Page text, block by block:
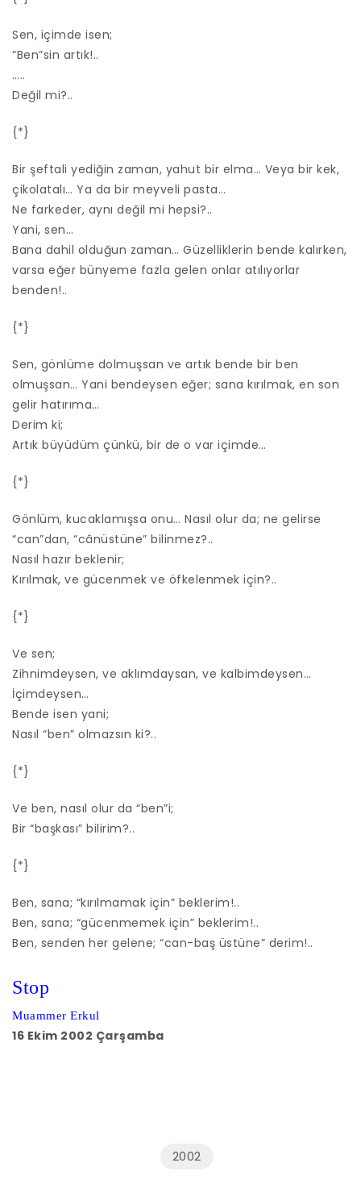
Sen, içimde isen;
“Ben”sin artık!..
…..
Değil mi?..
{*}
Bir şeftali yediğin zaman, yahut bir elma… Veya bir kek,
çikolatalı… Ya da bir meyveli pasta…
Ne farkeder, aynı değil mi hepsi?..
Yani, sen…
Bana dahil olduğun zaman… Güzelliklerin bende kalırken,
varsa eğer bünyeme fazla gelen onlar atılıyorlar
benden!..
{*}
Sen, gönlüme dolmuşsan ve artık bende bir ben
olmuşsan… Yani bendeysen eğer; sana kırılmak, en son
gelir hatırıma…
Derim ki;
Artık büyüdüm çünkü, bir de o var içimde…
{*}
Gönlüm, kucaklamışsa onu… Nasıl olur da; ne gelirse
“can”dan, “cânüstüne” bilinmez?..
Nasıl hazır beklenir;
Kırılmak, ve gücenmek ve öfkelenmek için?..
{*}
Ve sen;
Zihnimdeysen, ve aklımdaysan, ve kalbimdeysen…
İçimdeysen…
Bende isen yani;
Nasıl “ben” olmazsın ki?..
{*}
Ve ben, nasıl olur da “ben”i;
Bir “başkası” bilirim?..
{*}
Ben, sana; “kırılmamak için” beklerim!..
Ben, sana; “gücenmemek için” beklerim!..
Ben, senden her gelene; “can-baş üstüne” derim!..
Stop
Muammer Erkul
16 Ekim 2002 Çarşamba
2002